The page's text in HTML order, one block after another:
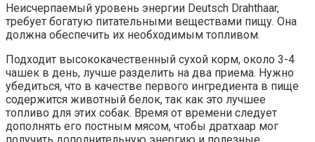
Неисчерпаемый уровень энергии Deutsch Drahthaar,
требует богатую питательными веществами пищу. Она
должна обеспечить их необходимым топливом.
Подходит высококачественный сухой корм, около 3-4
чашек в день, лучше разделить на два приема. Нужно
убедиться, что в качестве первого ингредиента в пище
содержится животный белок, так как это лучшее
топливо для этих собак. Время от времени следует
дополнять его постным мясом, чтобы дратхаар мог
получить дополнительную энергию и полезные